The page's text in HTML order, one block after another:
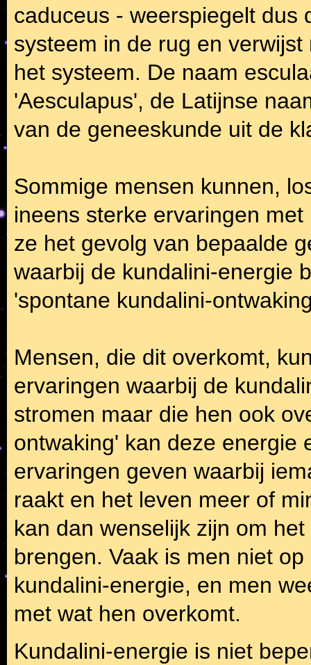
caduceus - weerspiegelt dus
systeem in de rug en
het systeem. De naam
'Aesculapus', de Latijnse
van de geneeskunde uit de
Sommige mensen kunnen,
ineens sterke ervaringen
ze het gevolg van bepaalde
waarbij de kundalini-energie
'spontane kundalini-
Mensen, die dit overkomt,
ervaringen waarbij de
stromen maar die hen ook
ontwaking' kan deze energie
ervaringen geven waarbij
raakt en het leven meer of
kan dan wenselijk zijn om
brengen. Vaak is men niet
kundalini-energie, en men
met wat hen overkomt.
Kundalini-energie is niet